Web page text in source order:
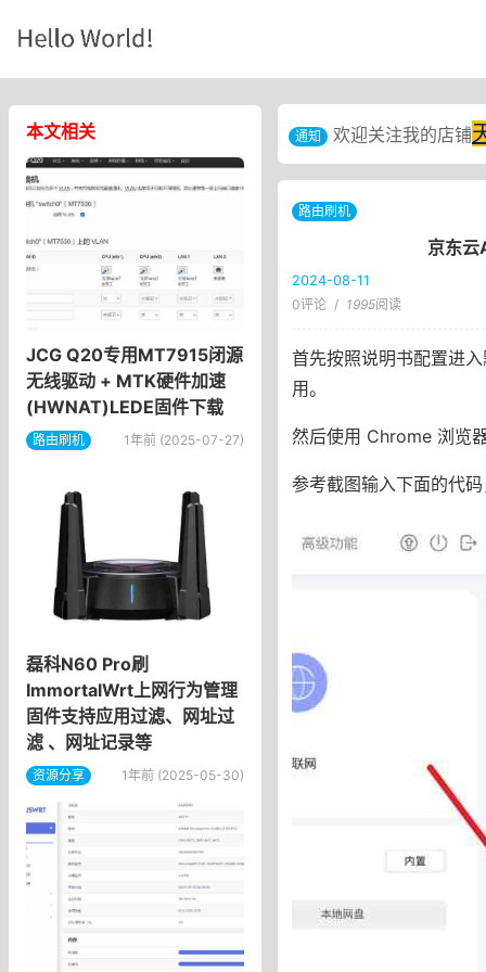
本文相关
JCG Q20专用MT7915闭源
无线驱动 + MTK硬件加速
(HWNAT)LEDE固件下载
路由刷机 1年前 (2025-07-27)
​磊科N60 Pro刷
ImmortalWrt上网行为管理
固件支持应用过滤、网址过
滤 、网址记录等
资源分享 1年前 (2025-05-30)
通知 欢迎关注我的店铺
路由刷机
京东
2024-08-11
0评论 / 1995阅读
首先按照说明书配置进
用。
然后使用 Chrome 浏览
参考截图输入下面的代